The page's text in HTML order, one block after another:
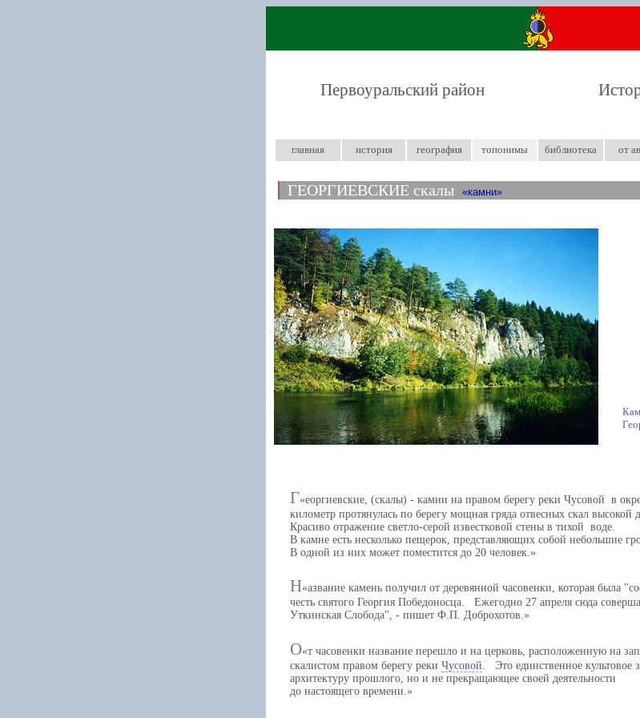
Первоуральский район
главная история география топонимы библиотека от
ГЕОРГИЕВСКИЕ скалы камни
Г еоргиевские, (скалы) - камни на правом берегу реки Чусовой в
километр протянулась по берегу мощная гряда отвесных скал высокой
Красиво отражение светло-серой известковой стены в тихой воде.
В камне есть несколько пещерок, представляющих собой небольшие
В одной из них может поместится до 20 человек.
Н азвание камень получил от деревянной часовенки, которая была
честь святого Георгия Победоносца. Ежегодно 27 апреля сюда
Уткинская Слобода", - пишет Ф.П. Доброхотов.
О т часовенки название перешло и на церковь, расположенную на
скалистом правом берегу реки Чусовой . Это единственное культовое
архитектуру прошлого, но и не прекращающее своей деятельности
до настоящего времени.